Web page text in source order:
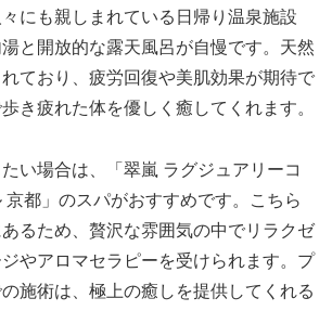
にも親しまれている日帰り温泉施設
と開放的な露天風呂が自慢です。天然
ており、疲労回復や美肌効果が期待で
き疲れた体を優しく癒してくれます。
い場合は、「翠嵐 ラグジュアリーコ
京都」のスパがおすすめです。こちら
るため、贅沢な雰囲気の中でリラクゼ
やアロマセラピーを受けられます。プ
施術は、極上の癒しを提供してくれる